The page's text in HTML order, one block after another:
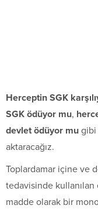
Herceptin SGK
SGK ödüyor mu,
devlet ödüyor mu gibi
aktaracağız.
Toplardamar içine ve
tedavisinde
madde olarak bir